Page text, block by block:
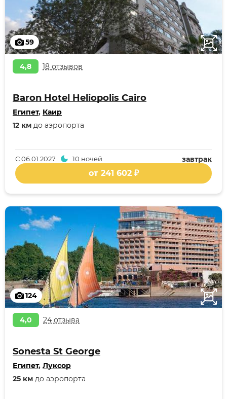
59
4,8 18 отзывов
Baron Hotel Heliopolis Cairo
Египет, Каир
12 км до аэропорта
завтрак
С06.01.2027 10 ночей
от 241 602 ₽
124
4,0 24 отзыва
Sonesta St George
Египет, Луксор
25 км до аэропорта